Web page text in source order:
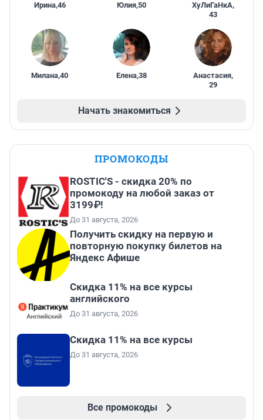
Ирина,46 Юлия,50 ХуЛиГаНкА,
43
Милана,40 Елена,38 Анастасия,
29
Начать знакомиться
ПРОМОКОДЫ
ROSTIC'S - скидка 20% по
промокоду на любой заказ от
3199₽!
До 31 августа, 2026
Получить скидку на первую и
повторную покупку билетов на
Яндекс Афише
Скидка 11% на все курсы
английского
До 31 августа, 2026
Скидка 11% на все курсы
До 31 августа, 2026
Все промокоды